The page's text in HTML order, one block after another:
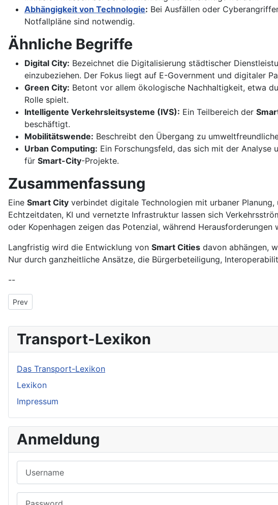
Abhängigkeit von Technologie: Bei Ausfällen oder
Notfallpläne sind notwendig.
Ähnliche Begriffe
Digital City: Bezeichnet die Digitalisierung städtischer
einzubeziehen. Der Fokus liegt auf E-Government und digitaler
Green City: Betont vor allem ökologische Nachhaltigkeit, etwa
Rolle spielt.
Intelligente Verkehrsleitsysteme (IVS): Ein Teilbereich der
beschäftigt.
Mobilitätswende: Beschreibt den Übergang zu
Urban Computing: Ein Forschungsfeld, das sich mit der
für Smart-City-Projekte.
Zusammenfassung
Eine Smart City verbindet digitale Technologien mit urbaner
Echtzeitdaten, KI und vernetzte Infrastruktur lassen sich
oder Kopenhagen zeigen das Potenzial, während
Langfristig wird die Entwicklung von Smart Cities davon abhängen,
Nur durch ganzheitliche Ansätze, die Bürgerbeteiligung,
--
Previous article: Social Commerce
Prev
Transport-Lexikon
Das Transport-Lexikon
Lexikon
Impressum
Anmeldung